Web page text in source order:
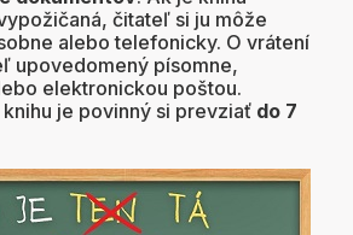
čitateľ si ju môže
alebo telefonicky. O vrátení
upovedomený písomne,
elektronickou poštou.
je povinný si prevziať do 7